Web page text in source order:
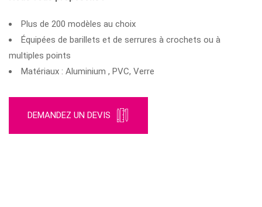
Plus de 200 modèles au choix
Équipées de barillets et de serrures à crochets ou à
multiples points
Matériaux : Aluminium , PVC, Verre
DEMANDEZ UN DEVIS